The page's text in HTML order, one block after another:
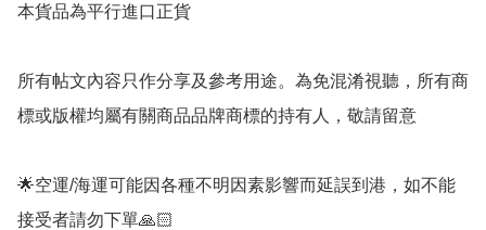
本貨品為平行進口正貨
所有帖文內容只作分享及參考用途。為免混淆視聽，所有商
標或版權均屬有關商品品牌商標的持有人，敬請留意
🌟空運/海運可能因各種不明因素影響而延誤到港，如不能
接受者請勿下單🙏🏻